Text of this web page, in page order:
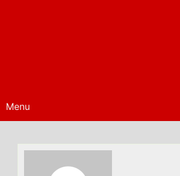
Menu